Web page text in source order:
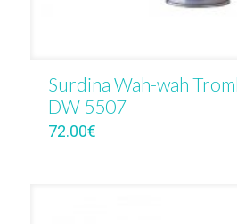
Surdina Wah-wah
DW 5507
72.00€